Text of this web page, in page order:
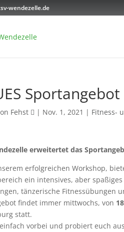
wendezelle.de
Fehst | Nov. 1, 2021 | Fitness-
erweitertet das
erfolgreichen Workshop,
ein intensives, aber
tänzerische Fitnessübungen
findet immer mittwochs, von
statt.
vorbei und probiert euch